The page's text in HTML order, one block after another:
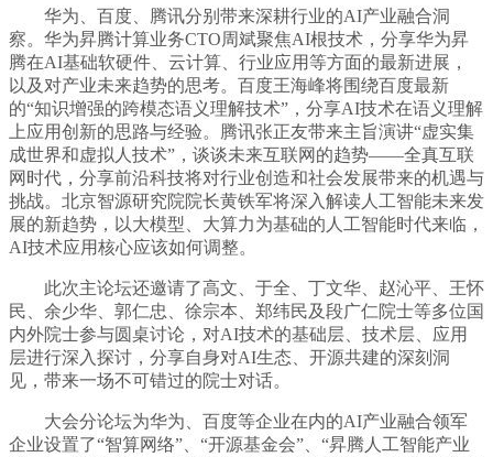
华为、百度、腾讯分别带来深耕行业的AI产业融合洞
察。华为昇腾计算业务CTO周斌聚焦AI根技术，分享华为昇
腾在AI基础软硬件、云计算、行业应用等方面的最新进展，
以及对产业未来趋势的思考。百度王海峰将围绕百度最新
的“知识增强的跨模态语义理解技术”，分享AI技术在语义理解
上应用创新的思路与经验。腾讯张正友带来主旨演讲“虚实集
成世界和虚拟人技术”，谈谈未来互联网的趋势——全真互联
网时代，分享前沿科技将对行业创造和社会发展带来的机遇与
挑战。北京智源研究院院长黄铁军将深入解读人工智能未来发
展的新趋势，以大模型、大算力为基础的人工智能时代来临，
AI技术应用核心应该如何调整。
此次主论坛还邀请了高文、于全、丁文华、赵沁平、王怀
民、余少华、郭仁忠、徐宗本、郑纬民及段广仁院士等多位国
内外院士参与圆桌讨论，对AI技术的基础层、技术层、应用
层进行深入探讨，分享自身对AI生态、开源共建的深刻洞
见，带来一场不可错过的院士对话。
大会分论坛为华为、百度等企业在内的AI产业融合领军
企业设置了“智算网络”、“开源基金会”、“昇腾人工智能产业